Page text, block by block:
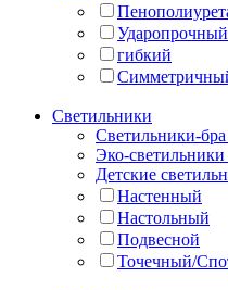
гибкий
Светильники
Светильники-
Эко-
Детские
Настенный
Настольный
Подвесной
Точечный/